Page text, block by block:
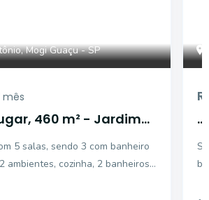
Mogi Guaçu - SP
m² - Jardim
5 salas, sendo 3 com banheiro
ambientes, cozinha, 2 banheiros.
...